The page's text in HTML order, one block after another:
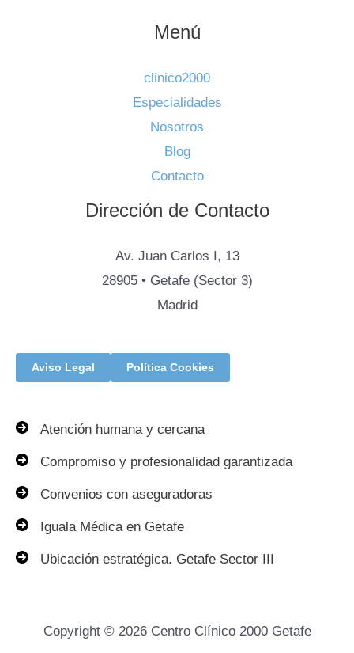
Menú
clinico2000
Especialidades
Nosotros
Blog
Contacto
Dirección de Contacto
Av. Juan Carlos I, 13
28905 • Getafe (Sector 3)
Madrid
Aviso Legal Política Cookies
Atención humana y cercana
Compromiso y profesionalidad garantizada
Convenios con aseguradoras
Iguala Médica en Getafe
Ubicación estratégica. Getafe Sector III
Copyright © 2026 Centro Clínico 2000 Getafe